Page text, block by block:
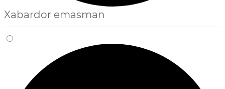
Xabardor emasman